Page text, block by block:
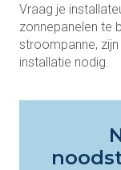
Vraag je
zonnepanelen te
stroompanne,
installatie nodig.